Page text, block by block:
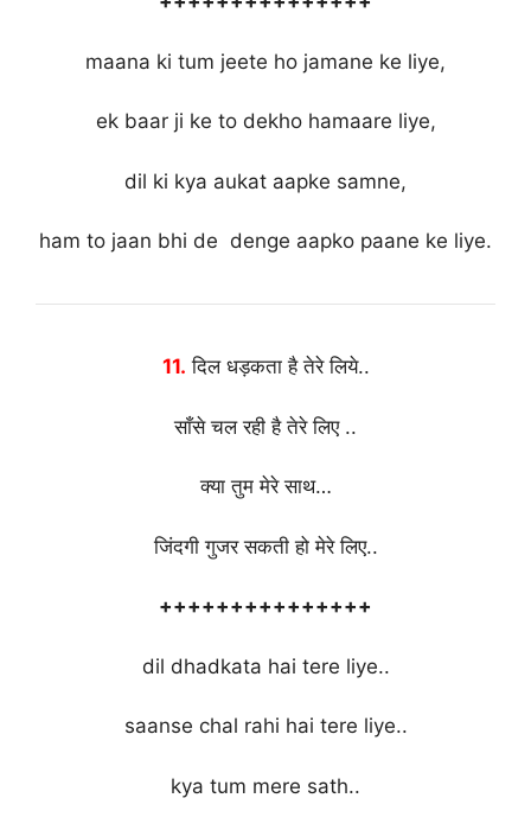
maana ki tum jeete ho jamane ke liye,
ek baar ji ke to dekho hamaare liye,
dil ki kya aukat aapke samne,
ham to jaan bhi de denge aapko paane ke liye.
11. दिल धड़कता है तेरे लिये..
साँसे चल रही है तेरे लिए ..
क्या तुम मेरे साथ…
जिंदगी गुजर सकती हो मेरे लिए..
+++++++++++++++
dil dhadkata hai tere liye..
saanse chal rahi hai tere liye..
kya tum mere sath..